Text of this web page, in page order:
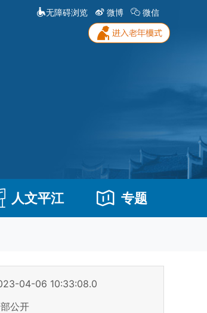
无障碍浏览 微博 微信
人文平江 专题
04-06 10:33:08.0
公开